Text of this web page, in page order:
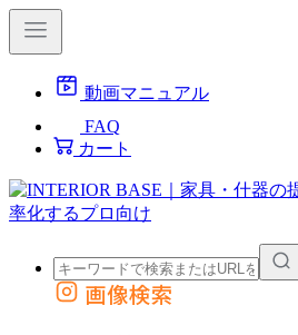
動画マニュアル
FAQ
カート
外部サイトの商品をカートに追加
画像検索